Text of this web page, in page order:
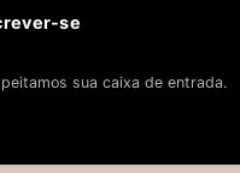
se
sua caixa de entrada.